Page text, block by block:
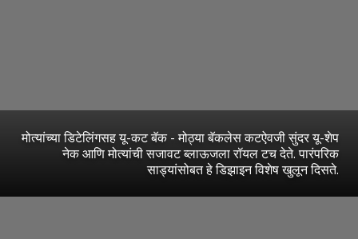
मोत्यांच्या डिटेलिंगसह यू-कट बॅक - मोठ्या बॅकलेस कटऐवजी सुंदर यू-शेप
नेक आणि मोत्यांची सजावट ब्लाऊजला रॉयल टच देते. पारंपरिक
साड्यांसोबत हे डिझाइन विशेष खुलून दिसते.